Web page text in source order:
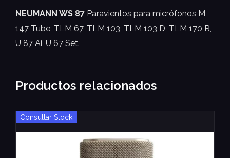
NEUMANN WS 87 Paravientos para micrófonos M
147 Tube, TLM 67, TLM 103, TLM 103 D, TLM 170 R,
U 87 Ai, U 67 Set.
Productos relacionados
Consultar Stock